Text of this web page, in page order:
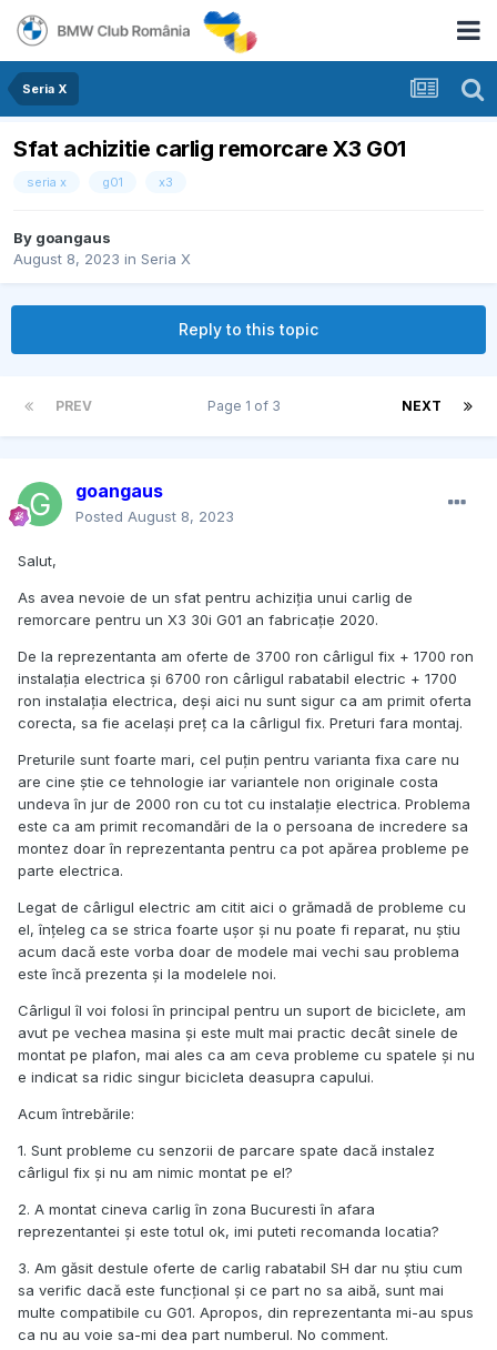
Seria X
Sfat achizitie carlig remorcare X3 G01
seria x g01 x3
By goangaus
August 8, 2023 in Seria X
Reply to this topic
PREV NEXT
Page 1 of 3
goangaus
Posted August 8, 2023
Salut,
As avea nevoie de un sfat pentru achiziția unui carlig de
remorcare pentru un X3 30i G01 an fabricație 2020.
De la reprezentanta am oferte de 3700 ron cârligul fix + 1700 ron
instalația electrica și 6700 ron cârligul rabatabil electric + 1700
ron instalația electrica, deși aici nu sunt sigur ca am primit oferta
corecta, sa fie același preț ca la cârligul fix. Preturi fara montaj.
Preturile sunt foarte mari, cel puțin pentru varianta fixa care nu
are cine știe ce tehnologie iar variantele non originale costa
undeva în jur de 2000 ron cu tot cu instalație electrica. Problema
este ca am primit recomandări de la o persoana de incredere sa
montez doar în reprezentanta pentru ca pot apărea probleme pe
parte electrica.
Legat de cârligul electric am citit aici o grămadă de probleme cu
el, înțeleg ca se strica foarte ușor și nu poate fi reparat, nu știu
acum dacă este vorba doar de modele mai vechi sau problema
este încă prezenta și la modelele noi.
Cârligul îl voi folosi în principal pentru un suport de biciclete, am
avut pe vechea masina și este mult mai practic decât sinele de
montat pe plafon, mai ales ca am ceva probleme cu spatele și nu
e indicat sa ridic singur bicicleta deasupra capului.
Acum întrebările:
1. Sunt probleme cu senzorii de parcare spate dacă instalez
cârligul fix și nu am nimic montat pe el?
2. A montat cineva carlig în zona Bucuresti în afara
reprezentantei și este totul ok, imi puteti recomanda locatia?
3. Am găsit destule oferte de carlig rabatabil SH dar nu știu cum
sa verific dacă este funcțional și ce part no sa aibă, sunt mai
multe compatibile cu G01. Apropos, din reprezentanta mi-au spus
ca nu au voie sa-mi dea part numberul. No comment.